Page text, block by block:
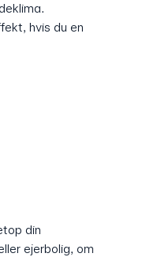
hvis du en
din
ejerbolig, om